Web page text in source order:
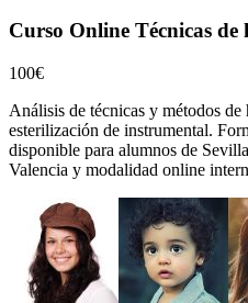
Curso Online Técnicas de
100€
Análisis de técnicas y métodos
esterilización de instrumental.
disponible para alumnos de
Valencia y modalidad online